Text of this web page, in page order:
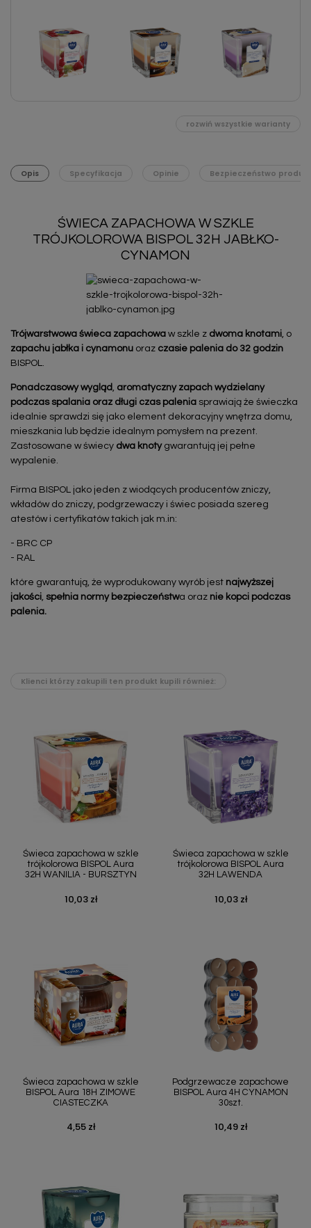
rozwiń wszystkie warianty
Opis Specyfikacja Opinie Bezpieczeństwo
ŚWIECA ZAPACHOWA W SZKLE
TRÓJKOLOROWA BISPOL 32H JABŁKO-
CYNAMON
Trójwarstwowa świeca zapachowa w szkle z dwoma knotami, o
zapachu jabłka i cynamonu oraz czasie palenia do 32 godzin
BISPOL.
Ponadczasowy wygląd , aromatyczny zapach wydzielany
podczas spalania oraz długi czas palenia sprawiają że świeczka
idealnie sprawdzi się jako element dekoracyjny wnętrza domu,
mieszkania lub będzie idealnym pomysłem na prezent.
Zastosowane w świecy dwa knotygwarantują jej pełne
wypalenie.
Firma BISPOL jako jeden z wiodących producentów zniczy,
wkładów do zniczy, podgrzewaczy i świec posiada szereg
atestów i certyfikatów takich jak m.in:
- BRC CP
- RAL
które gwarantują, że wyprodukowany wyrób jest najwyższej
jakości, spełnia normy bezpieczeństwa oraz nie kopci podczas
palenia.
Klienci którzy zakupili ten produkt kupili również:
Świeca zapachowa w szkle
trójkolorowa BISPOL Aura
32H WANILIA - BURSZTYN
Cena
10,03 zł
Świeca zapachowa w szkle
trójkolorowa BISPOL Aura
32H LAWENDA
Cena
10,03 zł
Świeca zapachowa w szkle
BISPOL Aura 18H ZIMOWE
CIASTECZKA
Cena
4,55 zł
Podgrzewacze zapachowe
BISPOL Aura 4H CYNAMON
30szt.
Cena
10,49 zł